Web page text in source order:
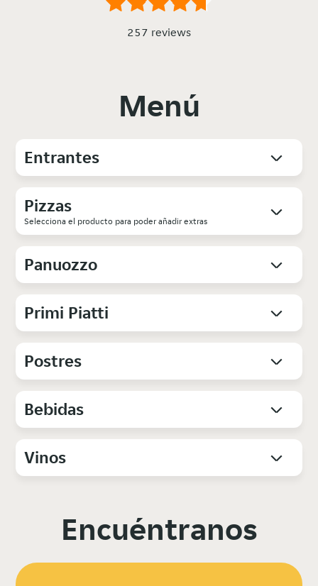
257 reviews
Menú
Entrantes
Pizzas
Selecciona el producto para poder añadir extras
Panuozzo
Primi Piatti
Postres
Bebidas
Vinos
Encuéntranos